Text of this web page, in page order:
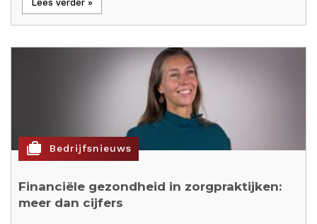
Lees verder »
cases Bedrijfsnieuws
Financiële gezondheid in zorgpraktijken:
meer dan cijfers